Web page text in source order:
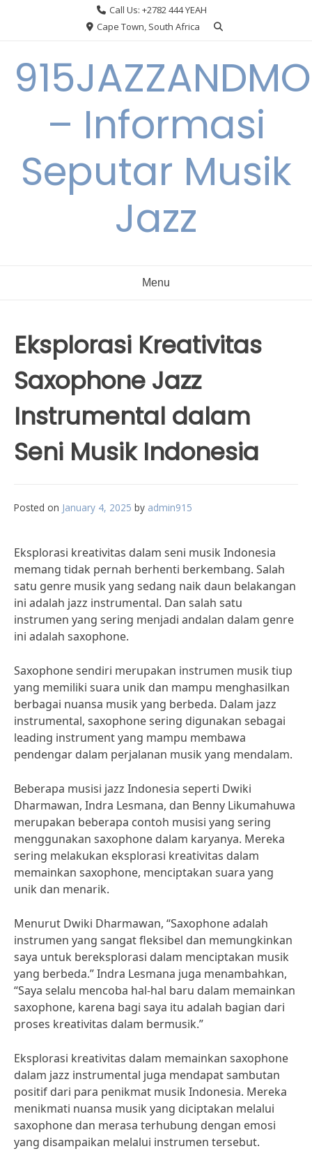
Call Us: +2782 444 YEAH
Cape Town, South Africa
– Informasi
Seputar Musik
Jazz
Menu
Eksplorasi Kreativitas
Saxophone Jazz
Instrumental dalam
Seni Musik Indonesia
Posted on January 4, 2025 by admin915
Eksplorasi kreativitas dalam seni musik Indonesia
memang tidak pernah berhenti berkembang. Salah
satu genre musik yang sedang naik daun belakangan
ini adalah jazz instrumental. Dan salah satu
instrumen yang sering menjadi andalan dalam genre
ini adalah saxophone.
Saxophone sendiri merupakan instrumen musik tiup
yang memiliki suara unik dan mampu menghasilkan
berbagai nuansa musik yang berbeda. Dalam jazz
instrumental, saxophone sering digunakan sebagai
leading instrument yang mampu membawa
pendengar dalam perjalanan musik yang mendalam.
Beberapa musisi jazz Indonesia seperti Dwiki
Dharmawan, Indra Lesmana, dan Benny Likumahuwa
merupakan beberapa contoh musisi yang sering
menggunakan saxophone dalam karyanya. Mereka
sering melakukan eksplorasi kreativitas dalam
memainkan saxophone, menciptakan suara yang
unik dan menarik.
Menurut Dwiki Dharmawan, “Saxophone adalah
instrumen yang sangat fleksibel dan memungkinkan
saya untuk bereksplorasi dalam menciptakan musik
yang berbeda.” Indra Lesmana juga menambahkan,
“Saya selalu mencoba hal-hal baru dalam memainkan
saxophone, karena bagi saya itu adalah bagian dari
proses kreativitas dalam bermusik.”
Eksplorasi kreativitas dalam memainkan saxophone
dalam jazz instrumental juga mendapat sambutan
positif dari para penikmat musik Indonesia. Mereka
menikmati nuansa musik yang diciptakan melalui
saxophone dan merasa terhubung dengan emosi
yang disampaikan melalui instrumen tersebut.